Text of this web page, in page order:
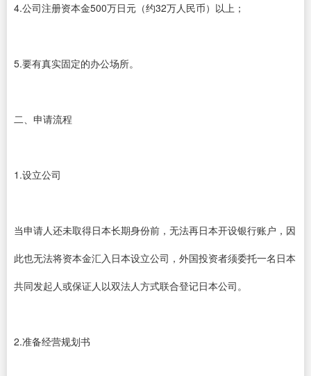
4.公司注册资本金500万日元（约32万人民币）以上；
5.要有真实固定的办公场所。
二、申请流程
1.设立公司
当申请人还未取得日本长期身份前，无法再日本开设银行账户，因
此也无法将资本金汇入日本设立公司，外国投资者须委托一名日本
共同发起人或保证人以双法人方式联合登记日本公司。
2.准备经营规划书